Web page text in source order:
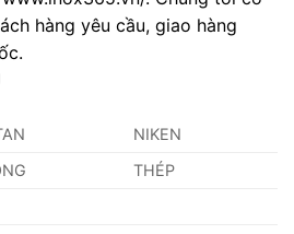
hàng yêu cầu, giao hàng
NIKEN
THÉP